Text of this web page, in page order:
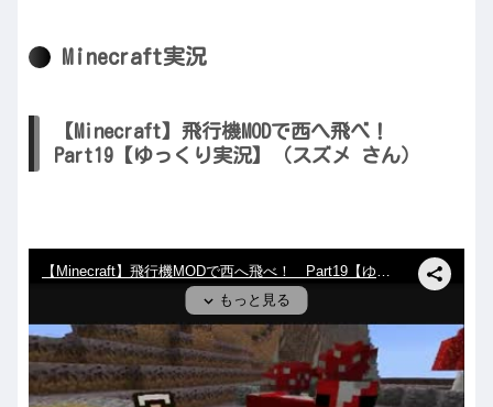
Minecraft実況
【Minecraft】飛行機MODで西へ飛べ！
Part19【ゆっくり実況】（スズメ さん）